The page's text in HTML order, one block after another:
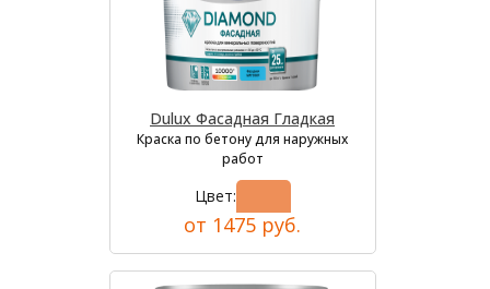
Dulux Фасадная Гладкая
Краска по бетону для наружных
работ
Цвет:
от 1475 руб.